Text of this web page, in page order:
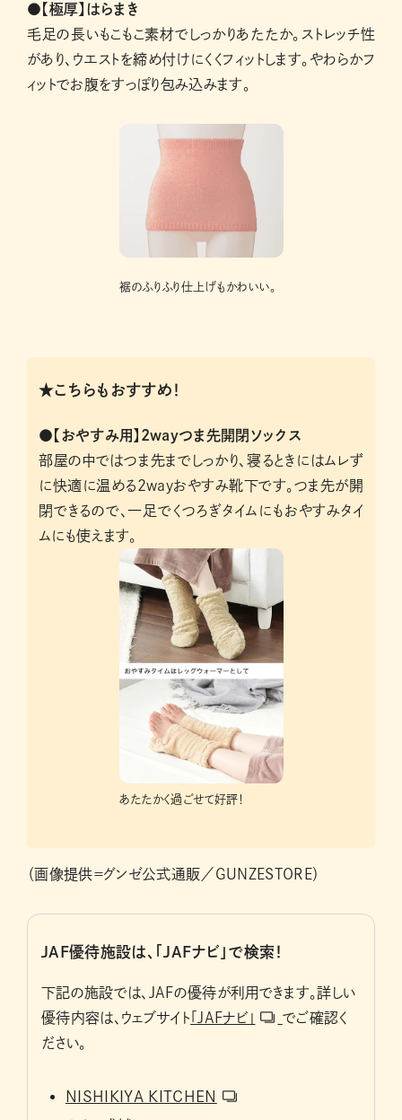
●【極厚】はらまき
毛足の長いもこもこ素材でしっかりあたたか。ストレッチ性
があり、ウエストを締め付けにくくフィットします。やわらかフ
ィットでお腹をすっぽり包み込みます。
裾のふりふり仕上げもかわいい。
★こちらもおすすめ！
●【おやすみ用】2wayつま先開閉ソックス
部屋の中ではつま先までしっかり、寝るときにはムレず
に快適に温める2wayおやすみ靴下です。つま先が開
閉できるので、一足でくつろぎタイムにもおやすみタイ
ムにも使えます。
あたたかく過ごせて好評！
（画像提供＝グンゼ公式通販／GUNZESTORE）
JAF優待施設は、「JAFナビ」で検索！
下記の施設では、JAFの優待が利用できます。詳しい
優待内容は、ウェブサイト 「JAFナビ」
でご確認く
ださい。
NISHIKIYA KITCHEN